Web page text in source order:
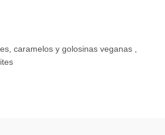
caramelos y golosinas veganas